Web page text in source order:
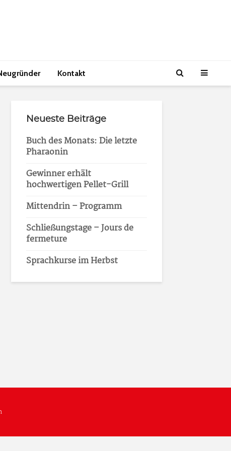
Kontakt
Neueste Beiträge
Buch des Monats: Die letzte
Pharaonin
Gewinner erhält
hochwertigen Pellet-Grill
Mittendrin – Programm
Schließungstage – Jours de
fermeture
Sprachkurse im Herbst